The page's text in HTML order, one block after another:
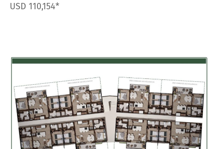
USD 110,154*